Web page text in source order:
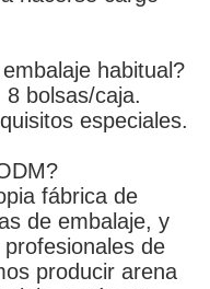
habitual?
bolsas/caja.
especiales.
fábrica de
de embalaje, y
de
producir arena